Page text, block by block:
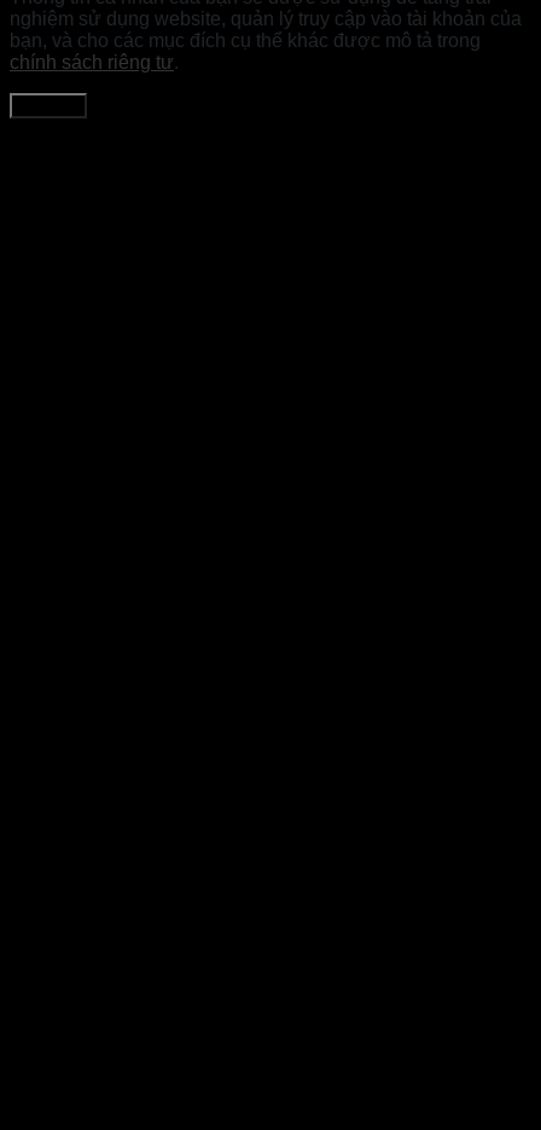
nghiệm sử dụng website, quản lý truy cập vào tài khoản của
bạn, và cho các mục đích cụ thể khác được mô tả trong
chính sách riêng tư.